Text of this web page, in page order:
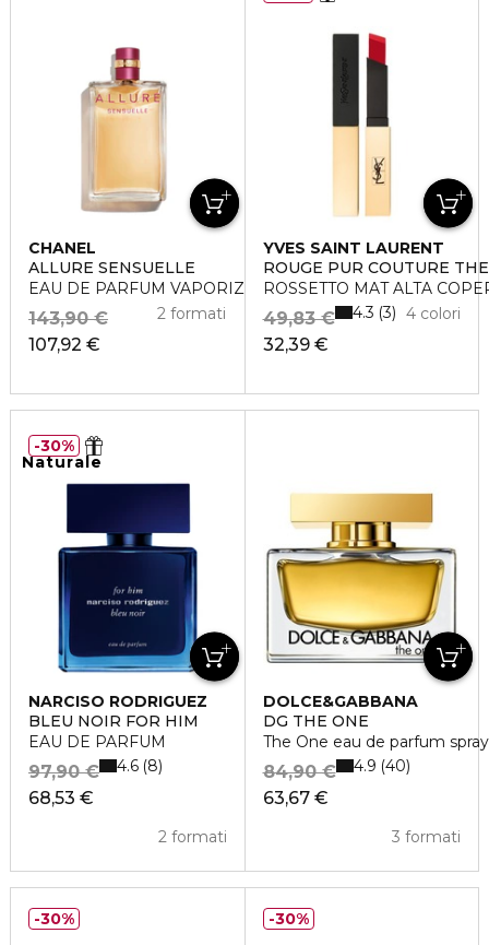
CHANEL
ALLURE SENSUELLE
EAU DE PARFUM VAPORIZZATORE
107,92 €
143,90 € 2 formati
YVES SAINT LAURENT
ROUGE PUR COUTURE
ROSSETTO MAT ALTA
32,39 €
49,83 € 4 colori
4.3 3
Naturale
NARCISO RODRIGUEZ
BLEU NOIR FOR HIM
EAU DE PARFUM
68,53 €
97,90 €
2 formati
4.6 8
30%
DOLCE&GABBANA
DG THE ONE
The One eau de parfum spray
63,67 €
84,90 €
3 formati
4.9 40
30% 30%